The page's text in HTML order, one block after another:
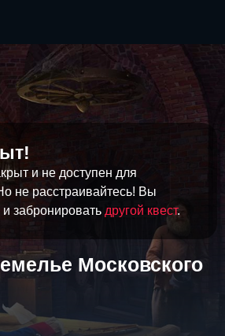
и не доступен для
не расстраивайтесь! Вы
забронировать другой квест.
Московского